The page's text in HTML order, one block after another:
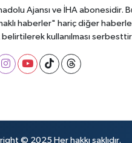
Ajansı ve İHA abonesidir.
haberler" hariç diğer
belirtilerek kullanılması
© 2025 Her hakkı saklıdır.